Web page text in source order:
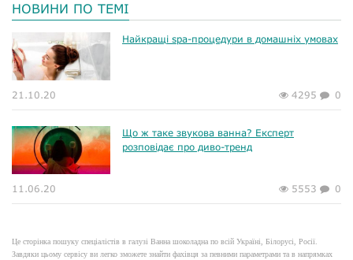
НОВИНИ ПО ТЕМІ
Найкращі spa-процедури в домашніх умовах
21.10.20 4295 0
Що ж таке звукова ванна? Експерт
розповідає про диво-тренд
11.06.20 5553 0
Це сторінка пошуку спеціалістів в галузі Ванна шоколадна по всій Україні, Білорусі, Росії.
Завдяки цьому сервісу ви легко зможете знайти фахівця за певними параметрами та в напрямках